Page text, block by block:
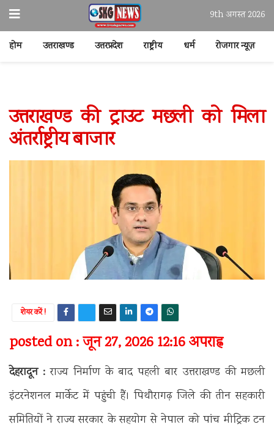
9th अगस्त 2026
होम उत्तराखण्ड उत्तरप्रदेश राष्ट्रीय धर्म रोजगार न्यूज़
उत्तराखण्ड की ट्राउट मछली को मिला
अंतर्राष्ट्रीय बाजार
शेयर करें !
posted on : जून 27, 2026 12:16 अपराह्न
देहरादून : राज्य निर्माण के बाद पहली बार उत्तराखण्ड की मछली
इंटरनेशनल मार्केट में पहुंची हैं। पिथौरागढ़ जिले की तीन सहकारी
समितियों ने राज्य सरकार के सहयोग से नेपाल को पांच मीट्रिक टन